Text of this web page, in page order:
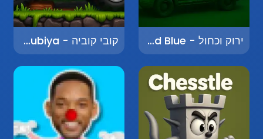
ירוק וכחול - Green and Blue קובי קוביה - Kobi Kubiya